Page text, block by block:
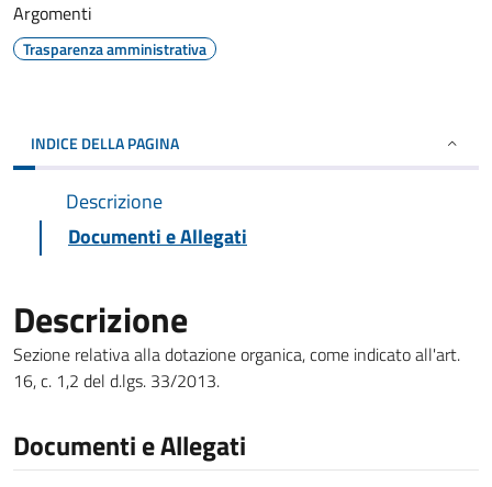
Argomenti
Trasparenza amministrativa
INDICE DELLA PAGINA
Descrizione
Documenti e Allegati
Descrizione
Sezione relativa alla dotazione organica, come indicato all'art.
16, c. 1,2 del d.lgs. 33/2013.
Documenti e Allegati